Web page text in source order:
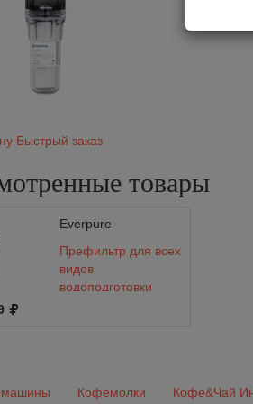
Быстрый заказ
товары
Everpure
Префильтр для всех
видов
водоподготовки
Кофемолки Кофе&Чай